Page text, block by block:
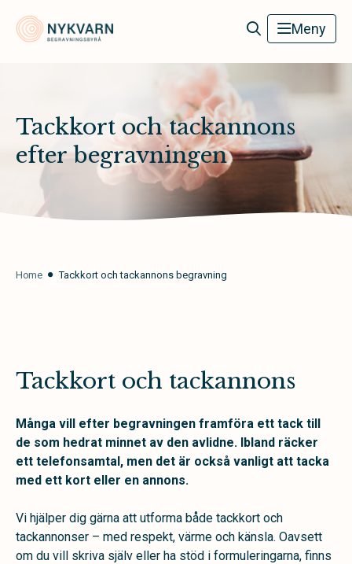
Nykvarn Begravningsbyrå Meny
Tackkort och tackannons
efter begravningen
Home Tackkort och tackannons begravning
Tackkort och tackannons
Många vill efter begravningen framföra ett tack till
de som hedrat minnet av den avlidne. Ibland räcker
ett telefonsamtal, men det är också vanligt att tacka
med ett kort eller en annons.
Vi hjälper dig gärna att utforma både tackkort och
tackannonser – med respekt, värme och känsla. Oavsett
om du vill skriva själv eller ha stöd i formuleringarna, finns